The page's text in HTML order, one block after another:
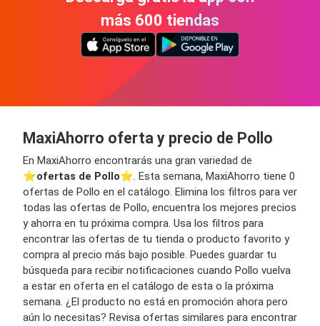
más 600 tiendas
MaxiAhorro oferta y precio de Pollo
En MaxiAhorro encontrarás una gran variedad de
⭐️ofertas de Pollo⭐️. Esta semana, MaxiAhorro tiene 0
ofertas de Pollo en el catálogo. Elimina los filtros para ver
todas las ofertas de Pollo, encuentra los mejores precios
y ahorra en tu próxima compra. Usa los filtros para
encontrar las ofertas de tu tienda o producto favorito y
compra al precio más bajo posible. Puedes guardar tu
búsqueda para recibir notificaciones cuando Pollo vuelva
a estar en oferta en el catálogo de esta o la próxima
semana. ¿El producto no está en promoción ahora pero
aún lo necesitas? Revisa ofertas similares para encontrar